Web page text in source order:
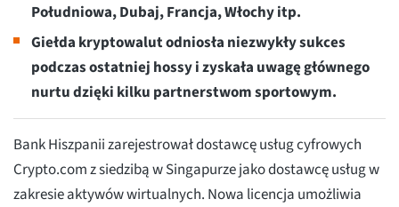
Południowa, Dubaj, Francja, Włochy itp.
Giełda kryptowalut odniosła niezwykły sukces
podczas ostatniej hossy i zyskała uwagę głównego
nurtu dzięki kilku partnerstwom sportowym.
Bank Hiszpanii zarejestrował dostawcę usług cyfrowych
Crypto.com z siedzibą w Singapurze jako dostawcę usług w
zakresie aktywów wirtualnych. Nowa licencja umożliwia